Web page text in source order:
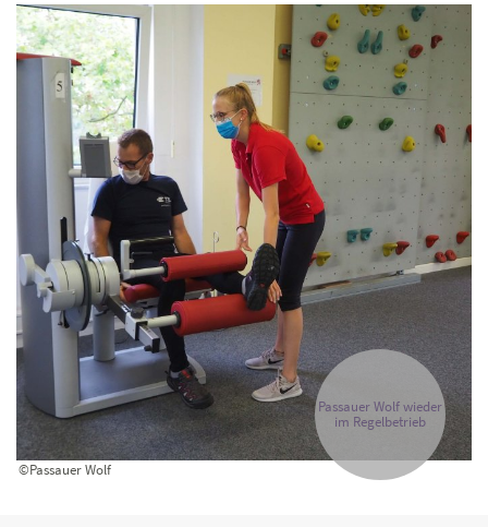
Passauer Wolf wieder
im Regelbetrieb
©Passauer Wolf